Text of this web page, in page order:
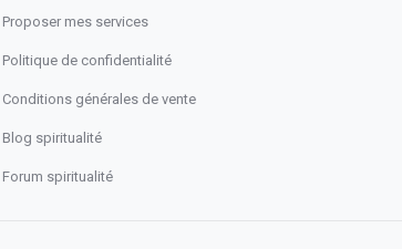
Proposer mes services
Politique de confidentialité
Conditions générales de vente
Blog spiritualité
Forum spiritualité